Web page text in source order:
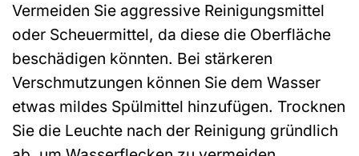
Vermeiden Sie aggressive Reinigungsmittel
oder Scheuermittel, da diese die Oberfläche
beschädigen könnten. Bei stärkeren
Verschmutzungen können Sie dem Wasser
etwas mildes Spülmittel hinzufügen. Trocknen
Sie die Leuchte nach der Reinigung gründlich